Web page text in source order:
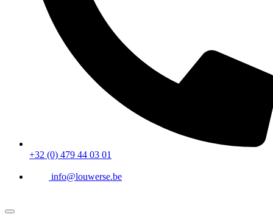
+32 (0) 479 44 03 01
info@louwerse.be